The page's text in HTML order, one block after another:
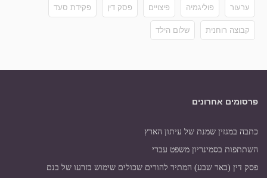
ערעור פוליגמיה פיצויים פסק דין פקידת סעד
קבוצה רוחנית שלום הילד
פרסומים אחרונים
כתבה במגזין שמנת של עיתון הארץ
השתתפות בסמינריון משפט עברי
פסק דין (באר שבע) המתיר להורים שכולים שימוש בזרעו של בנם